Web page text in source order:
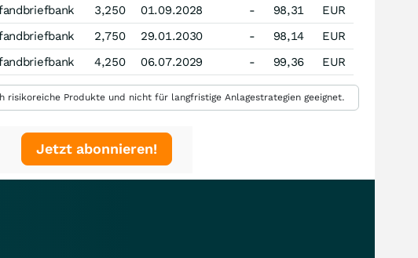
3,250 01.09.2028 - 98,31
EUR
2,750 29.01.2030 - 98,14
EUR
4,250 06.07.2029 - 99,36 EUR
Produkte und nicht für langfristige Anlagestrategien geeignet.
Jetzt abonnieren!